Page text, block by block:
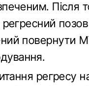
Після
регресний
повернути
регресу